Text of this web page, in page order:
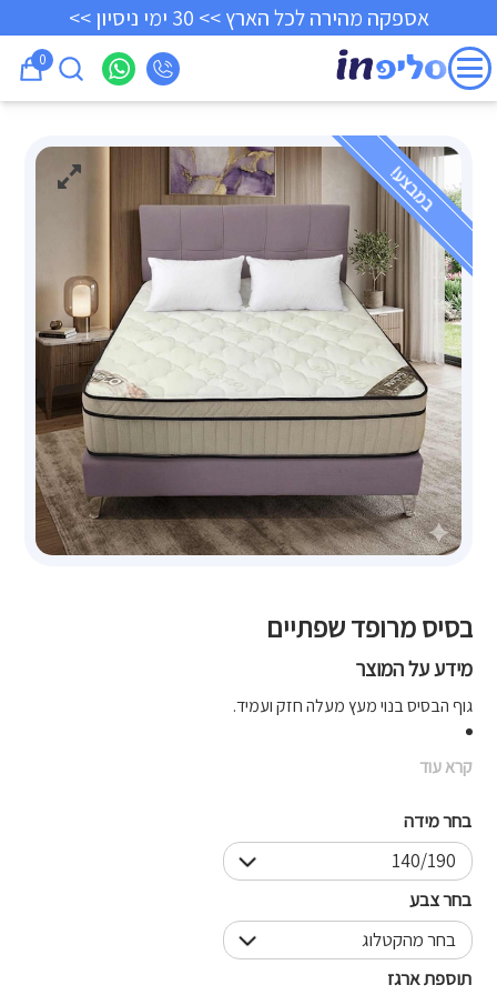
אספקה מהירה לכל הארץ >> 30 ימי ניסיון >>
0
במבצע!
בסיס מרופד שפתיים
מידע על המוצר
גוף הבסיס בנוי מעץ מעלה חזק ועמיד.
קרא עוד
בחר מידה
בחר צבע
תוספת ארגז